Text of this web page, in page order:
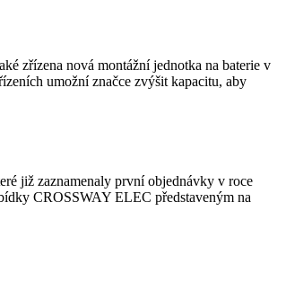
zřízena nová montážní jednotka na baterie v
umožní značce zvýšit kapacitu, aby
již zaznamenaly první objednávky v roce
CROSSWAY ELEC představeným na